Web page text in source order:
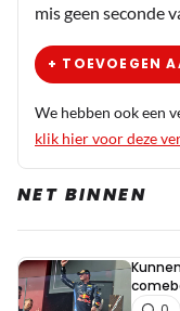
mis geen seconde
+ TOEVOEGEN
We hebben ook een
klik hier voor deze
NET BINNEN